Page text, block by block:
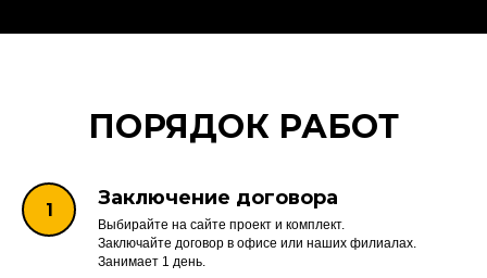
ПОРЯДОК РАБОТ
Заключение договора
Выбирайте на сайте проект и комплект.
Заключайте договор в офисе или наших филиалах.
Занимает 1 день.